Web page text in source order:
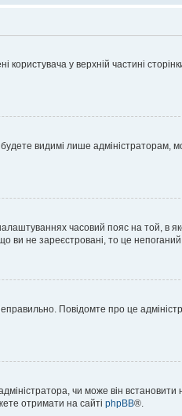
у верхній частині
будете видимі лише адміністраторам,
часовий пояс на той, в
ви не зареєстровані, то це
Повідомте про це
чи може він встановити
отримати на сайті phpBB®.